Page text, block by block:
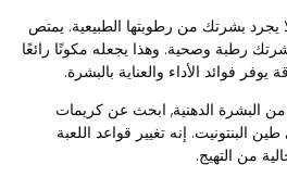
بشرتك من رطوبتها الطبيعية. يمتص
رطبة وصحية. وهذا يجعله مكونًا رائعًا
الأداء والعناية بالبشرة.
الدهنية, ابحث عن كريمات
البنتونيت. إنه تغيير قواعد اللعبة
من التهيج.